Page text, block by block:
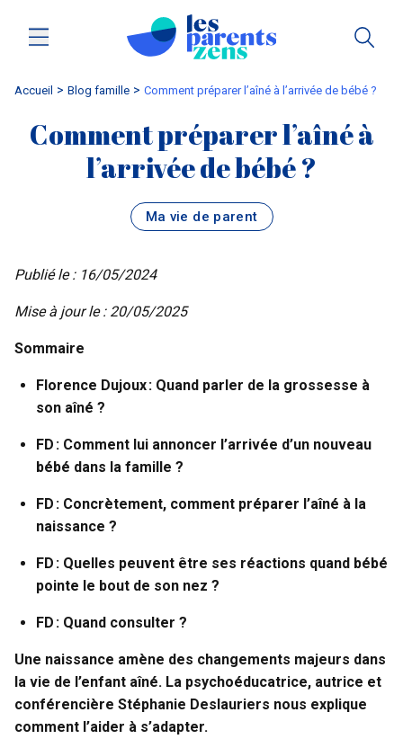
Accueil blog famille Comment préparer l’aîné à l’arrivée de bébé ?
Comment préparer l’aîné à
l’arrivée de bébé ?
Ma vie de parent
Publié le : 16/05/2024
Mise à jour le : 20/05/2025
Sommaire
Florence Dujoux : Quand parler de la grossesse à
son aîné ?
FD : Comment lui annoncer l’arrivée d’un nouveau
bébé dans la famille ?
FD : Concrètement, comment préparer l’aîné à la
naissance ?
FD : Quelles peuvent être ses réactions quand bébé
pointe le bout de son nez ?
FD : Quand consulter ?
Une naissance amène des changements majeurs dans
la vie de l’enfant aîné. La psychoéducatrice, autrice et
conférencière Stéphanie Deslauriers nous explique
comment l’aider à s’adapter.